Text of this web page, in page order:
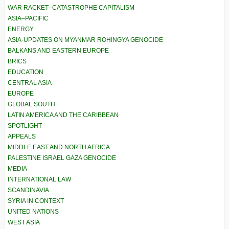
WAR RACKET–CATASTROPHE CAPITALISM
ASIA–PACIFIC
ENERGY
ASIA-UPDATES ON MYANMAR ROHINGYA GENOCIDE
BALKANS AND EASTERN EUROPE
BRICS
EDUCATION
CENTRAL ASIA
EUROPE
GLOBAL SOUTH
LATIN AMERICA AND THE CARIBBEAN
SPOTLIGHT
APPEALS
MIDDLE EAST AND NORTH AFRICA
PALESTINE ISRAEL GAZA GENOCIDE
MEDIA
INTERNATIONAL LAW
SCANDINAVIA
SYRIA IN CONTEXT
UNITED NATIONS
WEST ASIA